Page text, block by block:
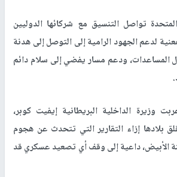
تواصل التنسيق مع شركائها الدوليين
لدعم الجهود الرامية إلى التوصل إلى هدنة
المساعدات، ودعم مسار يفضي إلى سلام دائم
وزيرة الداخلية البريطانية إيفيت كوبر،
بلادها إزاء التقارير التي تتحدث عن هجوم
الأبيض، داعية إلى وقف أي تصعيد عسكري قد